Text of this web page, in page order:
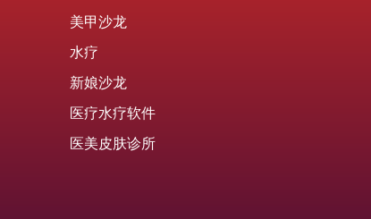
美甲沙龙
水疗
新娘沙龙
医疗水疗软件
医美皮肤诊所